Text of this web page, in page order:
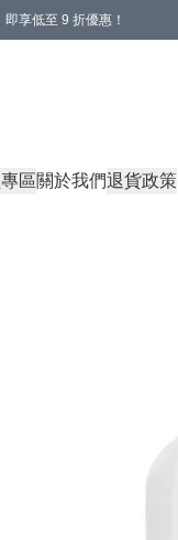
享低至 9 折優惠！
區關於我們退貨政策